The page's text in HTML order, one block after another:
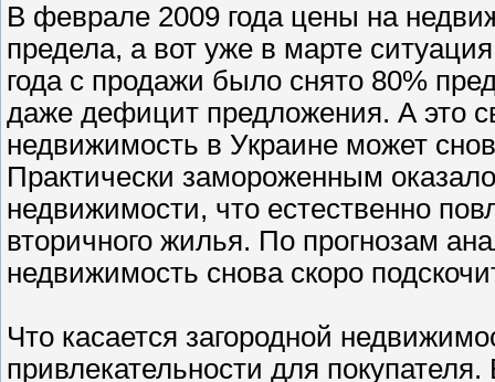
В феврале 2009 года цены на
предела, а вот уже в марте
года с продажи было снято 80%
даже дефицит предложения. А это
недвижимость в Украине может
Практически замороженным
недвижимости, что естественно
вторичного жилья. По прогнозам
недвижимость снова скоро
Что касается загородной
привлекательности для